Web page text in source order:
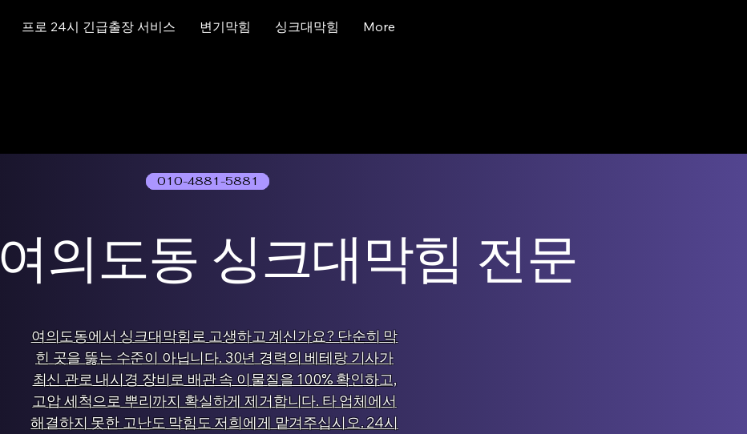
프로 24시 긴급출장 서비스 변기막힘 싱크대막힘 More
01077786631
여의도동 싱크대막힘 전문
여의도동에서 싱크대막힘로 고생하고 계신가요? 단순히 막
힌 곳을 뚫는 수준이 아닙니다. 30년 경력의 베테랑 기사가
최신 관로 내시경 장비로 배관 속 이물질을 100% 확인하고,
고압 세척으로 뿌리까지 확실하게 제거합니다. 타 업체에서
해결하지 못한 고난도 막힘도 저희에게 맡겨주십시오. 24시
010-4881-5881